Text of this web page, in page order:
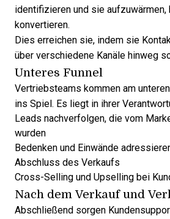
identifizieren und sie
konvertieren.
Dies erreichen sie, indem sie
über verschiedene Kanäle hinweg
Unteres Funnel
Vertriebsteams kommen am
ins Spiel. Es liegt in ihrer
Leads nachverfolgen, die vom
wurden
Bedenken und Einwände
Abschluss des Verkaufs
Cross-Selling und Upselling bei
Nach dem Verkauf und
Abschließend sorgen